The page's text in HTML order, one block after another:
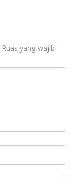
Ruas yang wajib